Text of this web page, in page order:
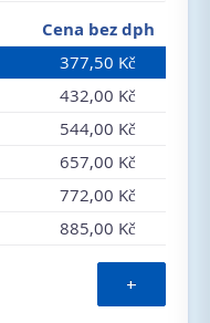
Cena bez dph
377,50 Kč
432,00 Kč
544,00 Kč
657,00 Kč
772,00 Kč
885,00 Kč
+